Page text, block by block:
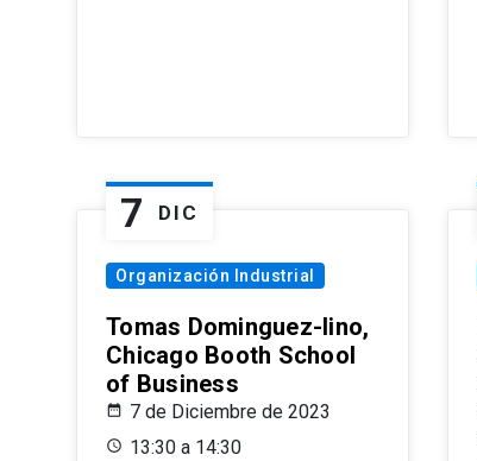
7 DIC
Organización Industrial
Tomas Dominguez-Iino,
Chicago Booth School
of Business
7 de Diciembre de 2023
13:30 a 14:30